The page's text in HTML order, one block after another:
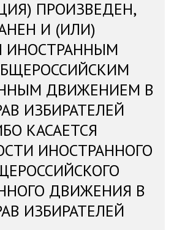
ПРОИЗВЕДЕН,
И (ИЛИ)
ИНОСТРАННЫМ
ДВИЖЕНИЕМ В
ИЗБИРАТЕЛЕЙ
КАСАЕТСЯ
ИНОСТРАННОГО
ДВИЖЕНИЯ В
ИЗБИРАТЕЛЕЙ